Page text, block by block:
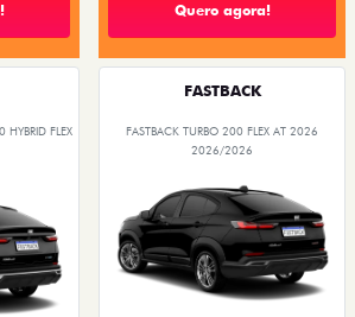
Quero agora!
HYBRID FLEX
FASTBACK
FASTBACK TURBO 200 FLEX AT 2026
2026/2026